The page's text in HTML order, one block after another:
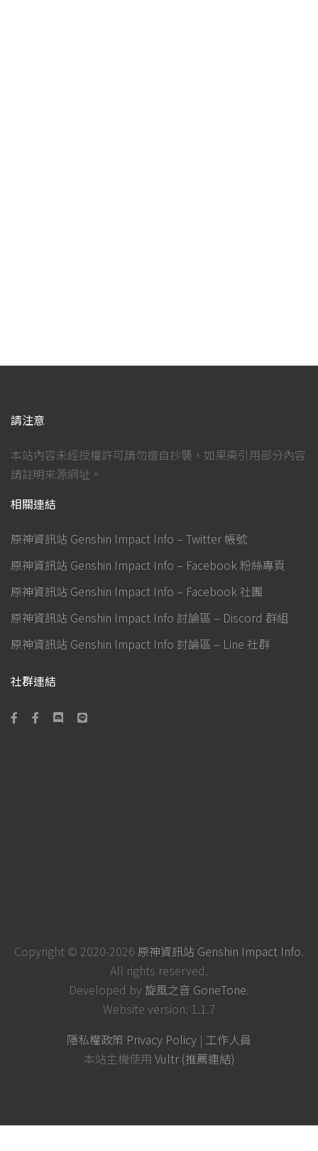
請注意
本站內容未經授權許可請勿擅自抄襲，如果需引用部分內容
請註明來源網址。
相關連結
原神資訊站 Genshin Impact Info – Twitter 帳號
原神資訊站 Genshin Impact Info – Facebook 粉絲專頁
原神資訊站 Genshin Impact Info – Facebook 社團
原神資訊站 Genshin Impact Info 討論區 – Discord 群組
原神資訊站 Genshin Impact Info 討論區 – Line 社群
社群連結
Copyright © 2020-2026 原神資訊站 Genshin Impact Info.
All rights reserved.
Developed by 旋風之音 GoneTone.
Website version: 1.1.7
隱私權政策 Privacy Policy | 工作人員
本站主機使用 Vultr (推薦連結)